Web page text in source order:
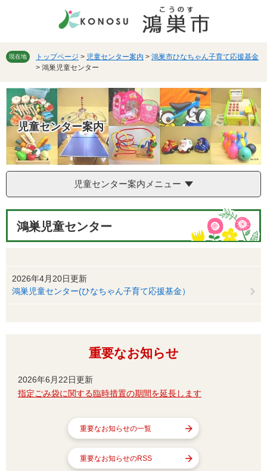
先
す。
を
本
現在地 トップページ > 児童センター案内 > 鴻巣市ひなちゃん子育て応援基金
> 鴻巣児童センター
児童センター案内
児童センター案内メニュー
鴻巣児童センター
2026年4月20日更新
鴻巣児童センター(ひなちゃん子育て応援基金）
重要なお知らせ
2026年6月22日更新
指定ごみ袋に関する臨時措置の期間を延長します
重要なお知らせの一覧
重要なお知らせのRSS